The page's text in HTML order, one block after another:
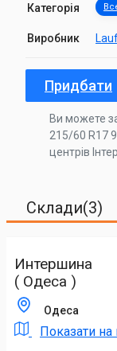
Категорія
Виробник
Придбати
Ви можете
215/60 R17
центрів
Склади(3)
Интершина
( Одеса )
Одеса
Показати на